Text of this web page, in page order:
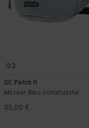
2
DC Patch It
Männer Blau Gürteltasche
35,00 €